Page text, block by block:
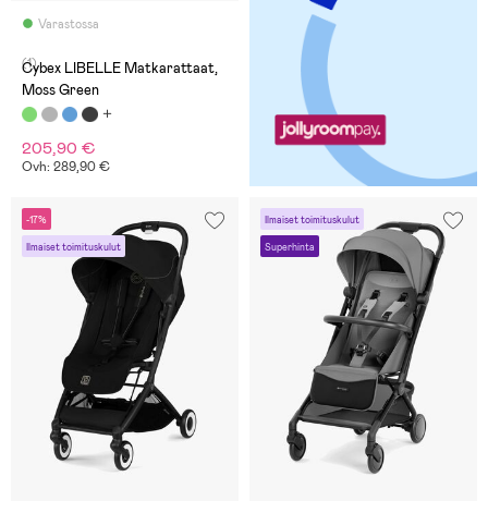
Varastossa
(1)
Cybex LIBELLE Matkarattaat,
Moss Green
205,90 €
Ovh: 289,90 €
-17%
Ilmaiset toimituskulut
Ilmaiset toimituskulut
Superhinta